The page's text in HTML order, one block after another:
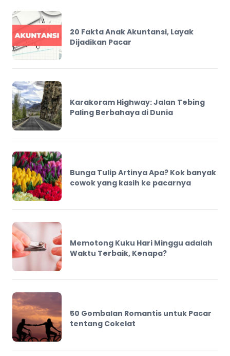
20 Fakta Anak Akuntansi, Layak
Dijadikan Pacar
Karakoram Highway: Jalan Tebing
Paling Berbahaya di Dunia
Bunga Tulip Artinya Apa? Kok banyak
cowok yang kasih ke pacarnya
Memotong Kuku Hari Minggu adalah
Waktu Terbaik, Kenapa?
50 Gombalan Romantis untuk Pacar
tentang Cokelat